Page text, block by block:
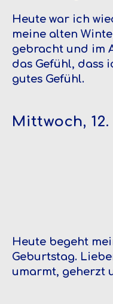
Heute war ich
meine alten
gebracht und im
das Gefühl, dass
gutes Gefühl.
Mittwoch,
Heute begeht
Geburtstag.
umarmt, geherzt